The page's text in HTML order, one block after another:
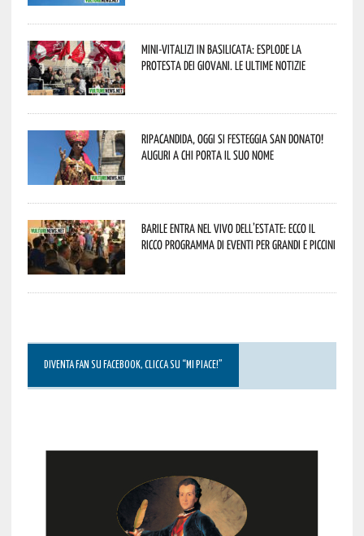
Mini-vitalizi in Basilicata: esplode la
protesta dei giovani. Le ultime notizie
Ripacandida, oggi si festeggia San Donato!
Auguri a chi porta il suo nome
Barile entra nel vivo dell’estate: ecco il
ricco programma di eventi per grandi e piccini
DIVENTA FAN SU FACEBOOK, CLICCA SU “MI PIACE!”